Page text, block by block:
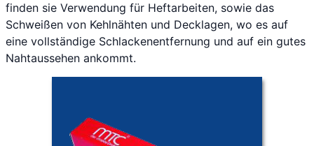
finden sie Verwendung für Heftarbeiten, sowie das
Schweißen von Kehlnähten und Decklagen, wo es auf
eine vollständige Schlackenentfernung und auf ein gutes
Nahtaussehen ankommt.